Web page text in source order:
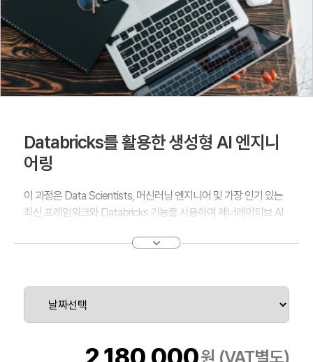
Databricks를 활용한 생성형 AI 엔지니
어링
이 과정은 Data Scientists, 머신러닝 엔지니어 및 가장 인기 있는
최신 프레임워크와 Databricks 기능을 사용하여 제너레이티브 AI
다. 아래에서는 이 과정에 포함된 4시간짜리 4개의 모듈에 대해 각
원 (VAT별도)